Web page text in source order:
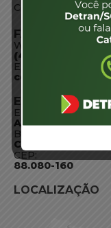
Conheça SC
FALE CONOSCO
WhatsApp:
(48) 3664-1800
E-mail:
ENDEREÇO
Endereço:
Av. Almirante
Bairro:
Coqueiros,
CEP:
88.080-160
LOCALIZAÇÃO